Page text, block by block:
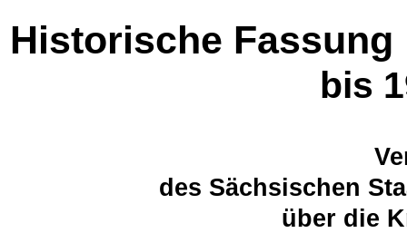
Historische Fassung
bis
des Sächsischen
über die